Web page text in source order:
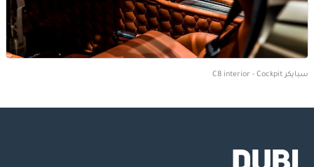
سبايكر C8 interior - Cockpit